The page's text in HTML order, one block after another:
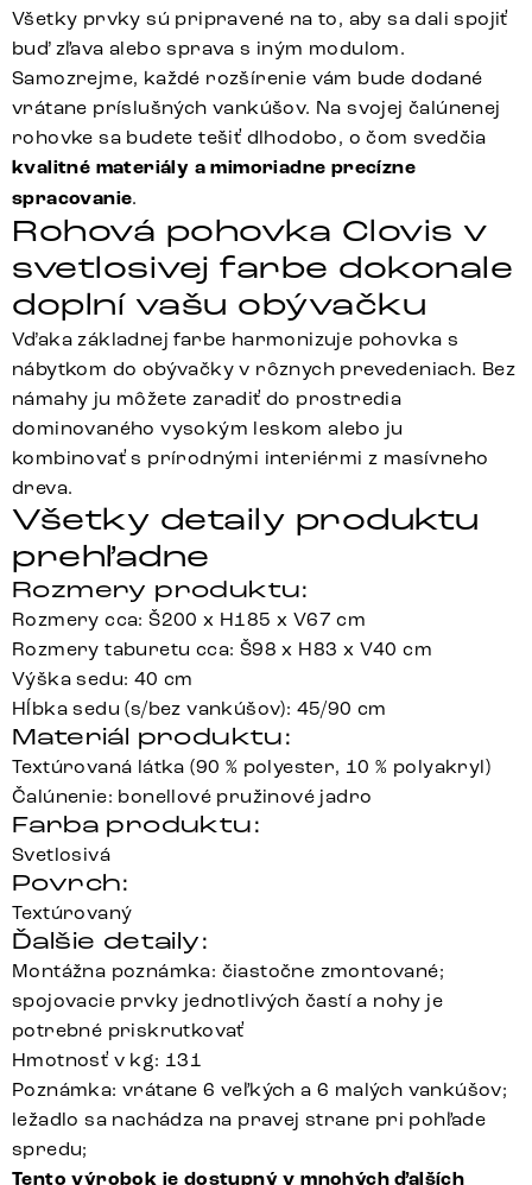
Všetky prvky sú pripravené na to, aby sa dali spojiť
buď zľava alebo sprava s iným modulom.
Samozrejme, každé rozšírenie vám bude dodané
vrátane príslušných vankúšov. Na svojej čalúnenej
rohovke sa budete tešiť dlhodobo, o čom svedčia
kvalitné materiály a mimoriadne precízne
spracovanie.
Rohová pohovka Clovis v
svetlosivej farbe dokonale
doplní vašu obývačku
Vďaka základnej farbe harmonizuje pohovka s
nábytkom do obývačky v rôznych prevedeniach. Bez
námahy ju môžete zaradiť do prostredia
dominovaného vysokým leskom alebo ju
kombinovať s prírodnými interiérmi z masívneho
dreva.
Všetky detaily produktu
prehľadne
Rozmery produktu:
Rozmery cca: Š200 x H185 x V67 cm
Rozmery taburetu cca: Š98 x H83 x V40 cm
Výška sedu: 40 cm
Hĺbka sedu (s/bez vankúšov): 45/90 cm
Materiál produktu:
Textúrovaná látka (90 % polyester, 10 % polyakryl)
Čalúnenie: bonellové pružinové jadro
Farba produktu:
Svetlosivá
Povrch:
Textúrovaný
Ďalšie detaily:
Montážna poznámka: čiastočne zmontované;
spojovacie prvky jednotlivých častí a nohy je
potrebné priskrutkovať
Hmotnosť v kg: 131
Poznámka: vrátane 6 veľkých a 6 malých vankúšov;
ležadlo sa nachádza na pravej strane pri pohľade
spredu;
Tento výrobok je dostupný v mnohých ďalších